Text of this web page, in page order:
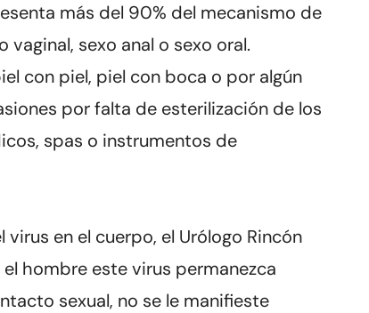
más del 90% del mecanismo de
sexo anal o sexo oral.
con piel, piel con boca o por algún
por falta de esterilización de los
spas o instrumentos de
en el cuerpo, el Urólogo Rincón
hombre este virus permanezca
sexual, no se le manifieste